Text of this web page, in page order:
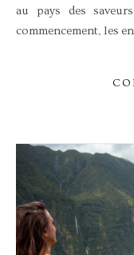
au pays des
commencement, les